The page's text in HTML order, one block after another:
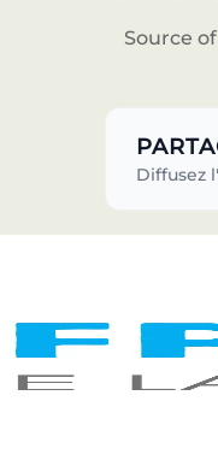
Source
Diffusez